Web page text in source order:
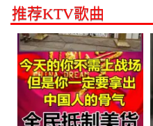
推荐KTV歌曲